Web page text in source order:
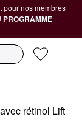
pour nos membres
PROGRAMME
rétinol Lift